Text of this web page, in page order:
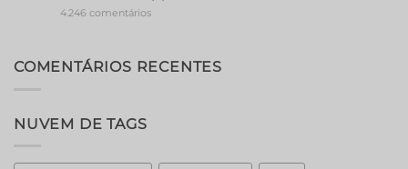
4.246 comentáriosem
Unveiling
the
COMENTÁRIOS RECENTES
NUVEM DE TAGS